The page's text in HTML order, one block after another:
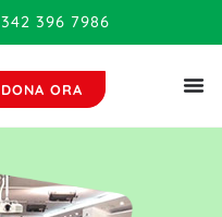
342 396 7986
DONA ORA